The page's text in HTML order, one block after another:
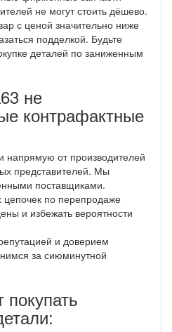
не могут стоить дёшево.
с ценой значительно ниже
подделкой. Будьте
деталей по заниженным
не
контрафактные
напрямую от производителей
представителей. Мы
поставщиками.
цепочек по перепродаже
и избежать вероятности
и доверием
за сиюминутной
покупать